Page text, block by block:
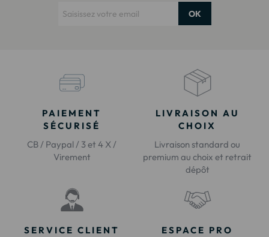
OK
PAIEMENT
SÉCURISÉ
CB / Paypal / 3 et 4 X /
Virement
LIVRAISON AU
CHOIX
Livraison standard ou
premium au choix et retrait
dépôt
SERVICE CLIENT
ESPACE PRO